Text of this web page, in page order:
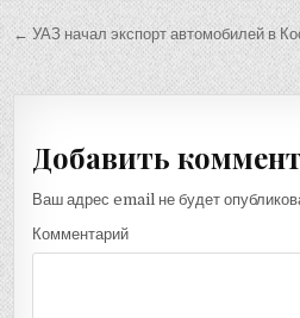
Навигация
по
записям
← УАЗ начал экспорт автомобилей в
Добавить
Ваш адрес email не будет
Комментарий